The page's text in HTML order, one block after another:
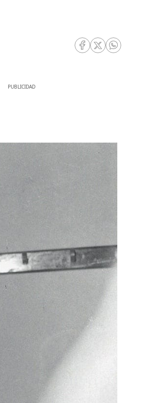
RRSS Facebook
RRSS Twitter
RRSS